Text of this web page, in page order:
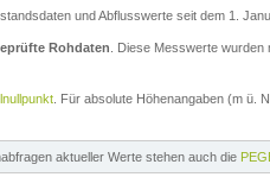
und Abflusswerte seit dem 1.
Rohdaten . Diese Messwerte
. Für absolute Höhenangaben (m ü.
aktueller Werte stehen auch die